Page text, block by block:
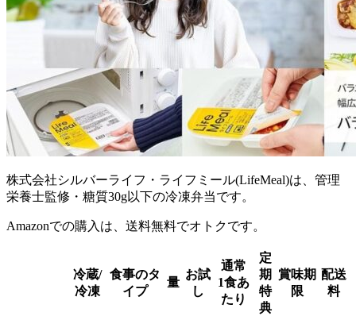
株式会社シルバーライフ・ライフミール(LifeMeal)は、管理
栄養士監修・糖質30g以下の冷凍弁当です。
Amazonでの購入は、送料無料でオトクです。
冷蔵/
冷凍
食事のタ
イプ
量
お試
し
通常
1食あ
たり
定
期
特
典
賞味期
限
配送
料